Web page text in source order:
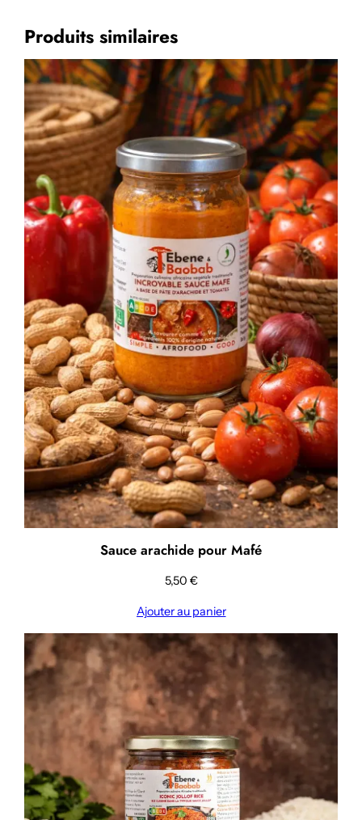
Produits similaires
Sauce arachide pour Mafé
5,50 €
Ajouter au panier